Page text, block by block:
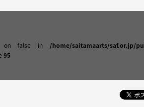
on false in /home/saitamaarts/saf.or.jp/
95